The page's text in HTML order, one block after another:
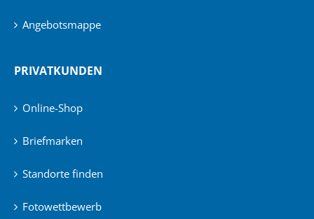
Angebotsmappe
PRIVATKUNDEN
Online-Shop
Briefmarken
Standorte finden
Fotowettbewerb